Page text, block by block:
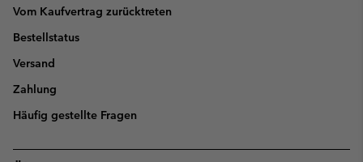
Vom Kaufvertrag zurücktreten
Bestellstatus
Versand
Zahlung
Häufig gestellte Fragen